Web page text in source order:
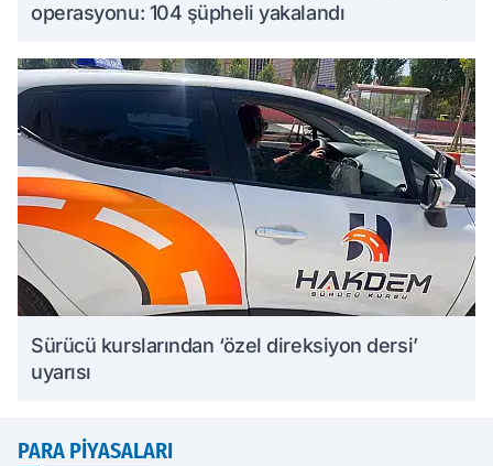
operasyonu: 104 şüpheli yakalandı
Sürücü kurslarından ‘özel direksiyon dersi’
uyarısı
PARA PIYASALARI